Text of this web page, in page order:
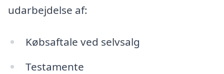
udarbejdelse af:
Købsaftale ved selvsalg
Testamente